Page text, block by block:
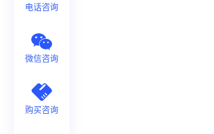
电话咨询
微信咨询
购买咨询